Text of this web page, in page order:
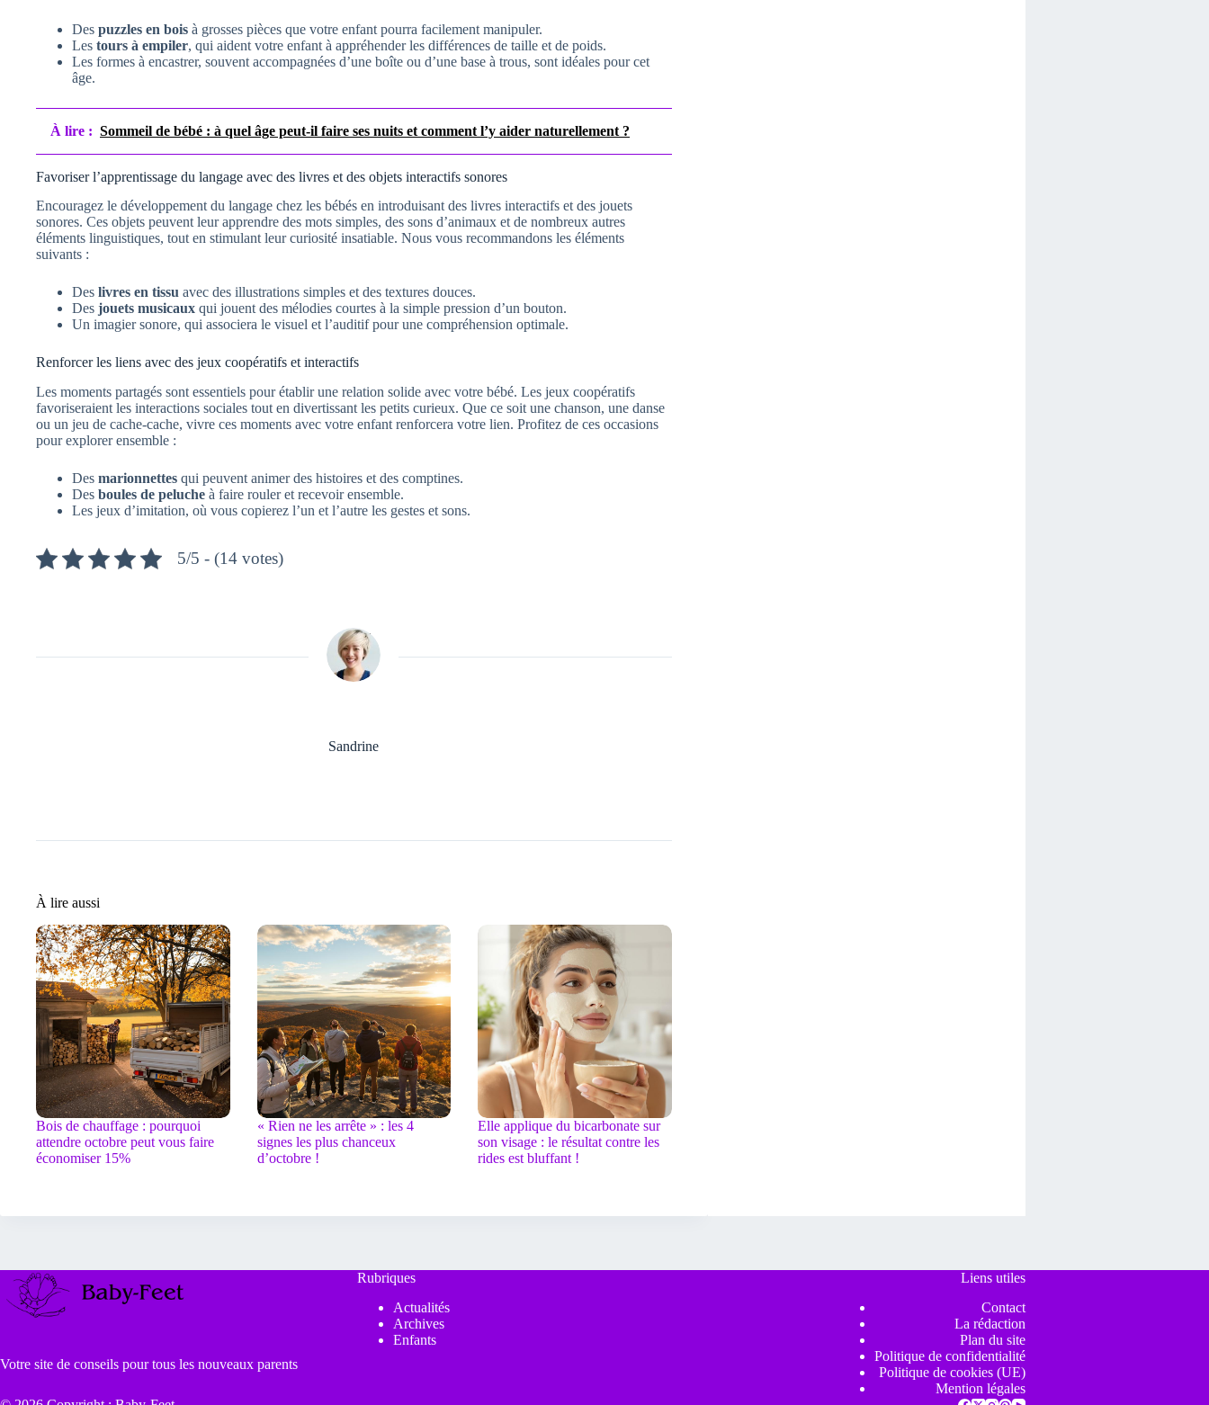
Des puzzles en bois à grosses pièces que votre enfant pourra facilement manipuler.
Les tours à empiler, qui aident votre enfant à appréhender les différences de taille et de poids.
Les formes à encastrer, souvent accompagnées d’une boîte ou d’une base à trous, sont idéales pour cet
âge.
À lire : Sommeil de bébé : à quel âge peut-il faire ses nuits et comment l’y aider naturellement ?
Favoriser l’apprentissage du langage avec des livres et des objets interactifs sonores
Encouragez le développement du langage chez les bébés en introduisant des livres interactifs et des jouets
sonores. Ces objets peuvent leur apprendre des mots simples, des sons d’animaux et de nombreux autres
éléments linguistiques, tout en stimulant leur curiosité insatiable. Nous vous recommandons les éléments
suivants :
Des livres en tissu avec des illustrations simples et des textures douces.
Des jouets musicaux qui jouent des mélodies courtes à la simple pression d’un bouton.
Un imagier sonore, qui associera le visuel et l’auditif pour une compréhension optimale.
Renforcer les liens avec des jeux coopératifs et interactifs
Les moments partagés sont essentiels pour établir une relation solide avec votre bébé. Les jeux coopératifs
favoriseraient les interactions sociales tout en divertissant les petits curieux. Que ce soit une chanson, une danse
ou un jeu de cache-cache, vivre ces moments avec votre enfant renforcera votre lien. Profitez de ces occasions
pour explorer ensemble :
Des marionnettes qui peuvent animer des histoires et des comptines.
Des boules de peluche à faire rouler et recevoir ensemble.
Les jeux d’imitation, où vous copierez l’un et l’autre les gestes et sons.
5/5 - (14 votes)
Sandrine
À lire aussi
Bois de chauffage : pourquoi
attendre octobre peut vous faire
économiser 15%
« Rien ne les arrête » : les 4
signes les plus chanceux
d’octobre !
Elle applique du bicarbonate sur
son visage : le résultat contre les
rides est bluffant !
Votre site de conseils pour tous les nouveaux parents
Rubriques
Actualités
Archives
Enfants
Liens utiles
Contact
La rédaction
Plan du site
Politique de confidentialité
Politique de cookies (UE)
Mention légales